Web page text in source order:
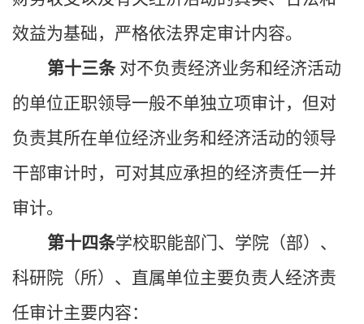
效益为基础，严格依法界定审计内容。
第十三条 对不负责经济业务和经济活动
的单位正职领导一般不单独立项审计，但对
负责其所在单位经济业务和经济活动的领导
干部审计时，可对其应承担的经济责任一并
审计。
第十四条学校职能部门、学院 （部） 、
科研院（所）、直属单位主要负责人经济责
任审计主要内容：